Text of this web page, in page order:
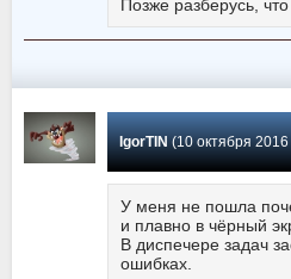
Позже разберусь,
IgorTIN(10 октября 2016
У меня не пошла
и плавно в чёрный
В диспечере задач
ошибках.